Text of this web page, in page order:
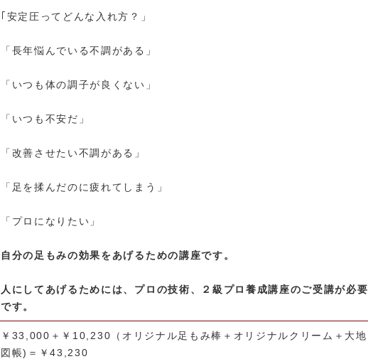
｢安定圧ってどんな入れ方？」
「長年悩んでいる不調がある」
「いつも体の調子が良くない」
「いつも不安だ」
「改善させたい不調がある」
「足を揉んだのに疲れてしまう」
「プロになりたい」
自分の足もみの効果をあげるための講座です。
人にしてあげるためには、プロの技術、２級プロ養成講座のご受講が必要
です。
￥33,000＋￥10,230（オリジナル足もみ棒＋オリジナルクリーム＋大地
図帳)＝￥43,230